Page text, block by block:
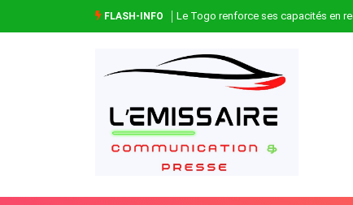
FLASH-INFO Le Togo renforce ses capacités en